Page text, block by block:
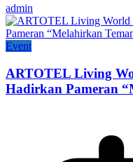
admin
Event
ARTOTEL Living
Hadirkan Pameran